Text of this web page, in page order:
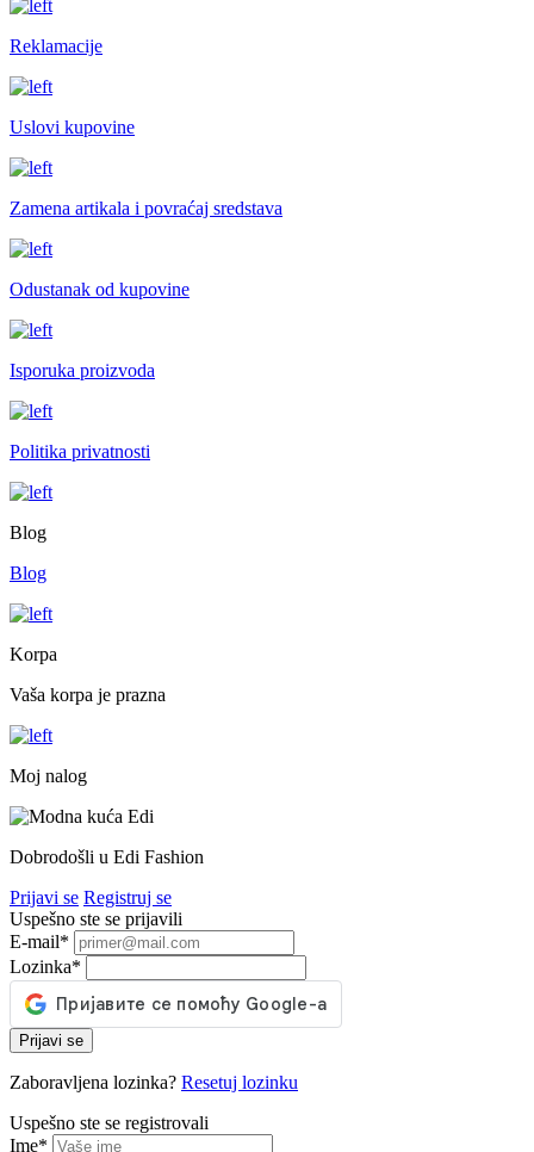
Reklamacije
Uslovi kupovine
Zamena artikala i povraćaj sredstava
Odustanak od kupovine
Isporuka proizvoda
Politika privatnosti
Blog
Blog
Korpa
Vaša korpa je prazna
Moj nalog
Dobrodošli u Edi Fashion
Prijavi se Registruj se
Uspešno ste se prijavili
E-mail*
Lozinka*
Prijavi se
Zaboravljena lozinka? Resetuj lozinku
Uspešno ste se registrovali
Ime*